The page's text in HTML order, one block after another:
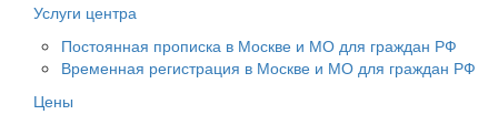
Услуги центра
Постоянная прописка в Москве и МО для граждан РФ
Временная регистрация в Москве и МО для граждан РФ
Цены